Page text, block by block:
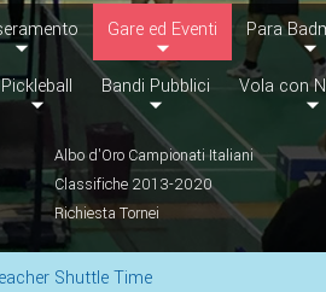
Gare ed Eventi Para
Pickleball Bandi Pubblici Vola con
Albo d'Oro Campionati Italiani
Classifiche 2013-2020
Richiesta Tornei
Shuttle Time